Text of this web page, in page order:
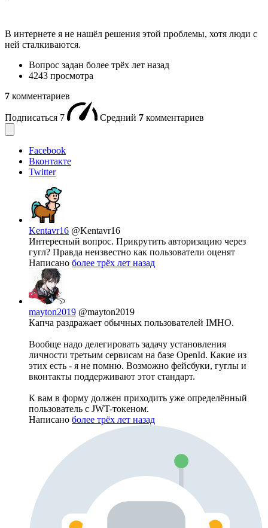
В интернете я не нашёл решения этой проблемы, хотя люди с
ней сталкиваются.
Вопрос задан более трёх лет назад
4243 просмотра
7 комментариев
Подписаться 7 Средний 7 комментариев
Facebook
Вконтакте
Twitter
Kentavr16 @Kentavr16
Интересный вопрос. Прикрутить авторизацию через
гугл? Правда неизвестно как пользователи оценят
Написано более трёх лет назад
mayton2019 @mayton2019
Капча раздражает обычных пользователей IMHO.
Вообще надо делегировать задачу установления
личности третьим сервисам на базе OpenId. Какие из
этих есть - я не помню. Возможно фейсбуки, гуглы и
вконтакты поддерживают этот стандарт.
К вам в форму должен приходить уже определённый
пользователь с JWT-токеном.
Написано более трёх лет назад